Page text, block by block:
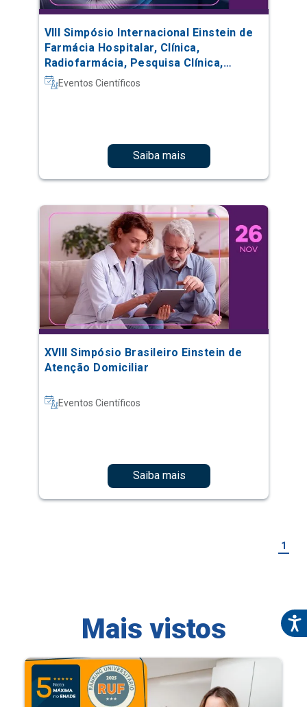
VIII Simpósio Internacional Einstein de
Farmácia Hospitalar, Clínica,
Radiofarmácia, Pesquisa Clínica,
Automação e Oncologia
Eventos Científicos
Saiba mais
XVIII Simpósio Brasileiro Einstein de
Atenção Domiciliar
Eventos Científicos
Saiba mais
1
Mais vistos